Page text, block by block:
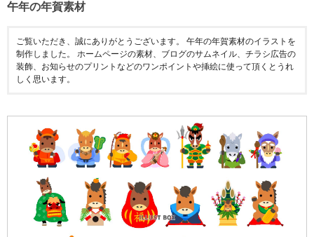
午年の年賀素材
ご覧いただき、誠にありがとうございます。 午年の年賀素材のイラストを
制作しました。 ホームページの素材、ブログのサムネイル、チラシ広告の
装飾、お知らせのプリントなどのワンポイントや挿絵に使って頂くとうれ
しく思います。